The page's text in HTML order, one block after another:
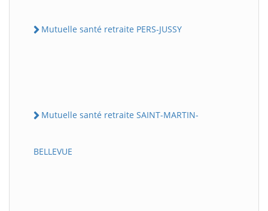
Mutuelle santé retraite PERS-JUSSY
Mutuelle santé retraite SAINT-MARTIN-
BELLEVUE